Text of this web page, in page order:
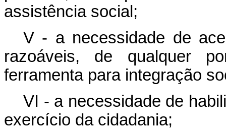
assistência social;
V - a necessidade de
razoáveis, de qualquer
ferramenta para integração
VI - a necessidade de
exercício da cidadania;